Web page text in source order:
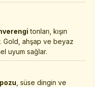
tonları, kışın
Gold, ahşap ve beyaz
uyum sağlar.
, süse dingin ve